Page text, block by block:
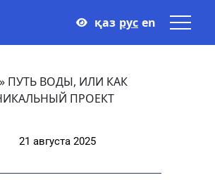
қаз рус en
» ПУТЬ ВОДЫ, ИЛИ КАК
ПРОЕКТ
21 августа 2025